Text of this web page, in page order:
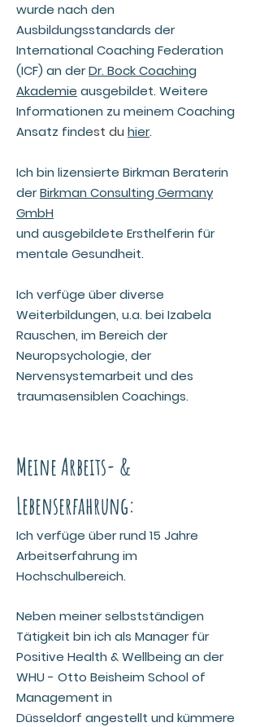
wurde nach den
Ausbildungsstandards der
International Coaching Federation
(ICF) an derDr. Bock Coaching
Akademie ausgebildet. Weitere
Informationen zu meinem Coaching
Ansatz findest du hier.
Ich bin lizensierte Birkman Beraterin
derBirkman Consulting Germany
GmbH
und ausgebildete Ersthelferin für
mentale Gesundheit.
Ich verfüge über diverse
Weiterbildungen, u.a. bei Izabela
Rauschen, im Bereich der
Neuropsychologie, der
Nervensystemarbeit und des
traumasensiblen Coachings.
Meine Arbeits- &
Lebenserfahrung:
Ich verfüge über rund 15 Jahre
Arbeitserfahrung im
Hochschulbereich.
Neben meiner selbstständigen
Tätigkeit bin ich als Manager für
Positive Health & Wellbeing an der
WHU - Otto Beisheim School of
Management in
Düsseldorf angestellt und kümmere